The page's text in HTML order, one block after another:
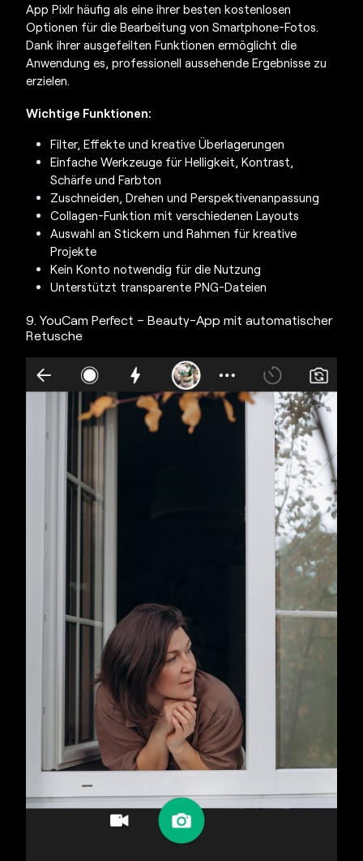
App Pixlr häufig als eine ihrer besten kostenlosen
Optionen für die Bearbeitung von Smartphone-Fotos.
Dank ihrer ausgefeilten Funktionen ermöglicht die
Anwendung es, professionell aussehende Ergebnisse zu
erzielen.
Wichtige Funktionen:
Filter, Effekte und kreative Überlagerungen
Einfache Werkzeuge für Helligkeit, Kontrast,
Schärfe und Farbton
Zuschneiden, Drehen und Perspektivenanpassung
Collagen-Funktion mit verschiedenen Layouts
Auswahl an Stickern und Rahmen für kreative
Projekte
Kein Konto notwendig für die Nutzung
Unterstützt transparente PNG-Dateien
9. YouCam Perfect – Beauty-App mit automatischer
Retusche